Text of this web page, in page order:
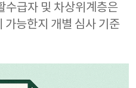
수급자 및 차상위계층은
가능한지 개별 심사 기준